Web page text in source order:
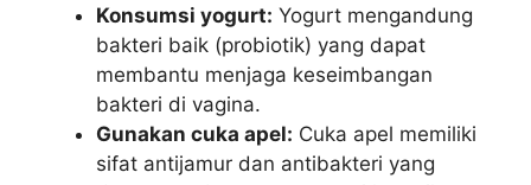
Konsumsi yogurt: Yogurt mengandung
bakteri baik (probiotik) yang dapat
membantu menjaga keseimbangan
bakteri di vagina.
Gunakan cuka apel: Cuka apel memiliki
sifat antijamur dan antibakteri yang